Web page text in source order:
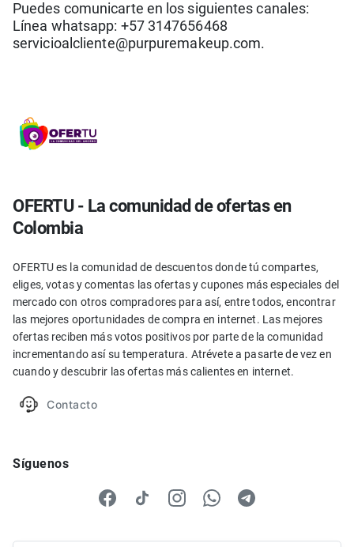
Puedes comunicarte en los siguientes canales:
Línea whatsapp: +57 3147656468
servicioalcliente@purpuremakeup.com.
OFERTU - La comunidad de ofertas en
Colombia
OFERTU es la comunidad de descuentos donde tú compartes,
eliges, votas y comentas las ofertas y cupones más especiales del
mercado con otros compradores para así, entre todos, encontrar
las mejores oportunidades de compra en internet. Las mejores
ofertas reciben más votos positivos por parte de la comunidad
incrementando así su temperatura. Atrévete a pasarte de vez en
cuando y descubrir las ofertas más calientes en internet.
Contacto
Síguenos